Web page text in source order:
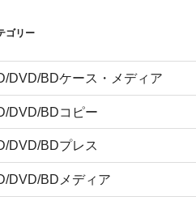
ゴリー
DVD/BDケース・メディア
DVD/BDコピー
DVD/BDプレス
DVD/BDメディア